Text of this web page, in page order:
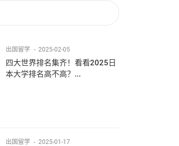
出国留学 - 2025-02-05
四大世界排名集齐！看看2025日
本大学排名高不高？...
出国留学 - 2025-01-17